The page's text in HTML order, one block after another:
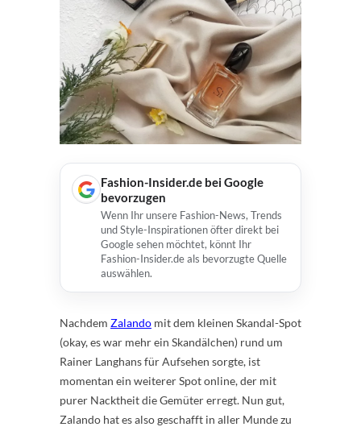
Fashion-Insider.de bei Google
bevorzugen
Wenn Ihr unsere Fashion-News, Trends
und Style-Inspirationen öfter direkt bei
Google sehen möchtet, könnt Ihr
Fashion-Insider.de als bevorzugte Quelle
auswählen.
Nachdem Zalando mit dem kleinen Skandal-Spot
(okay, es war mehr ein Skandälchen) rund um
Rainer Langhans für Aufsehen sorgte, ist
momentan ein weiterer Spot online, der mit
purer Nacktheit die Gemüter erregt. Nun gut,
Zalando hat es also geschafft in aller Munde zu